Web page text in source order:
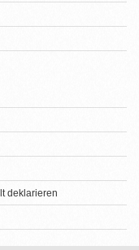
deklarieren